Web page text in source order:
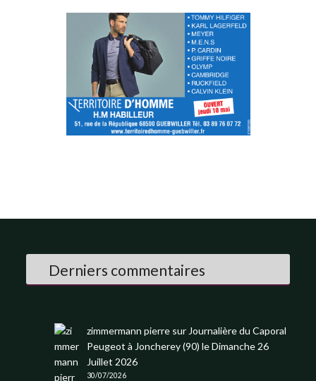
Derniers commentaires
zimmermann pierresur Journalière du Caporal
Peugeot à Joncherey (90) le Dimanche 26
Juillet 2026
30/07/2026